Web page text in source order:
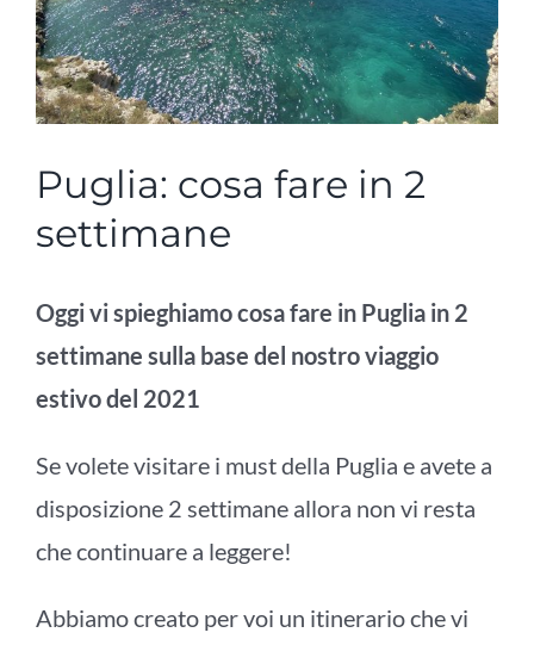
Puglia: cosa fare in 2
settimane
Oggi vi spieghiamo cosa fare in Puglia in 2
settimane sulla base del nostro viaggio
estivo del 2021
Se volete visitare i must della Puglia e avete a
disposizione 2 settimane allora non vi resta
che continuare a leggere!
Abbiamo creato per voi un itinerario che vi